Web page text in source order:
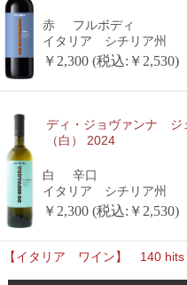
赤
フルボディ
イタリア シチリア州
￥2,300 (税込:￥2,530)
ディ・ジョヴァンナ
（白） 2024
白
辛口
イタリア シチリア州
￥2,300 (税込:￥2,530)
【イタリア ワイン】 140